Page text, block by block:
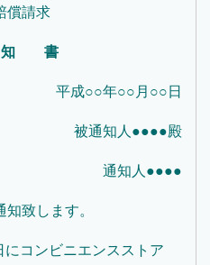
償請求
書
平成○○年○○月○○日
被通知人●●●●殿
通知人●●●●
致します。
コンビニエンスストア